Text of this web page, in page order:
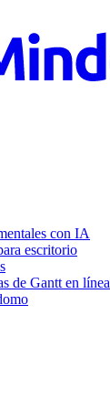
con IA
escritorio
de Gantt en línea